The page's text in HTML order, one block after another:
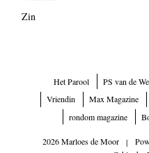
Zin
Het Parool PS van de
Vriendin
Max Magazine
rondom magazine
2026 Marloes de Moor |